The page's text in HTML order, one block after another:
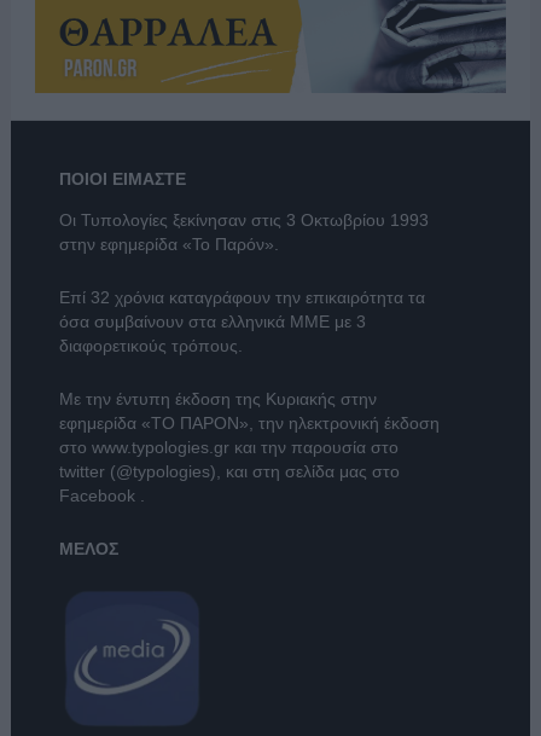
ΠΟΙΟΙ ΕΙΜΑΣΤΕ
Οι Τυπολογίες ξεκίνησαν στις 3 Οκτωβρίου 1993
στην εφημερίδα «Το Παρόν».
Επί 32 χρόνια καταγράφουν την επικαιρότητα τα
όσα συμβαίνουν στα ελληνικά ΜΜΕ με 3
διαφορετικούς τρόπους.
Με την έντυπη έκδοση της Κυριακής στην
εφημερίδα «ΤΟ ΠΑΡΟΝ», την ηλεκτρονική έκδοση
στο www.typologies.grκαι την παρουσία στο
twitter (@typologies), και στη σελίδα μας στο
Facebook .
ΜΕΛΟΣ